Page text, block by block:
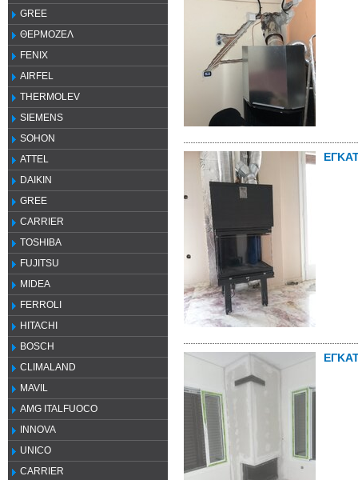
GREE
ΘΕΡΜΟΖΕΛ
FENIX
AIRFEL
THERMOLEV
SIEMENS
SOHON
ATTEL
DAIKIN
GREE
CARRIER
TOSHIBA
FUJITSU
MIDEA
FERROLI
HITACHI
BOSCH
CLIMALAND
MAVIL
AMG ITALFUOCO
INNOVA
UNICO
CARRIER